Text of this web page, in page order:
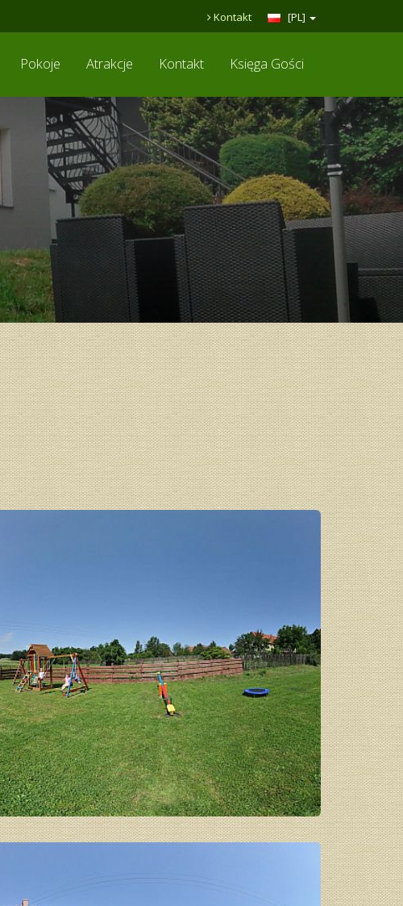
[PL]
Kontakt
Pokoje Atrakcje Kontakt Księga Gości